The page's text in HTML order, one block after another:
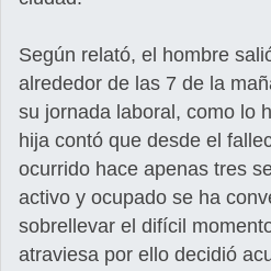
Según relató, el hombre
alrededor de las 7 de la
su jornada laboral, como lo
hija contó que desde el
ocurrido hace apenas tres
activo y ocupado se ha
sobrellevar el difícil
atraviesa por ello decidió